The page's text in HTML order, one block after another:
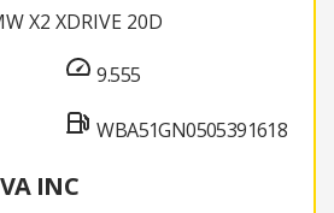
X2 XDRIVE 20D
9.555
WBA51GN0505391618
INC